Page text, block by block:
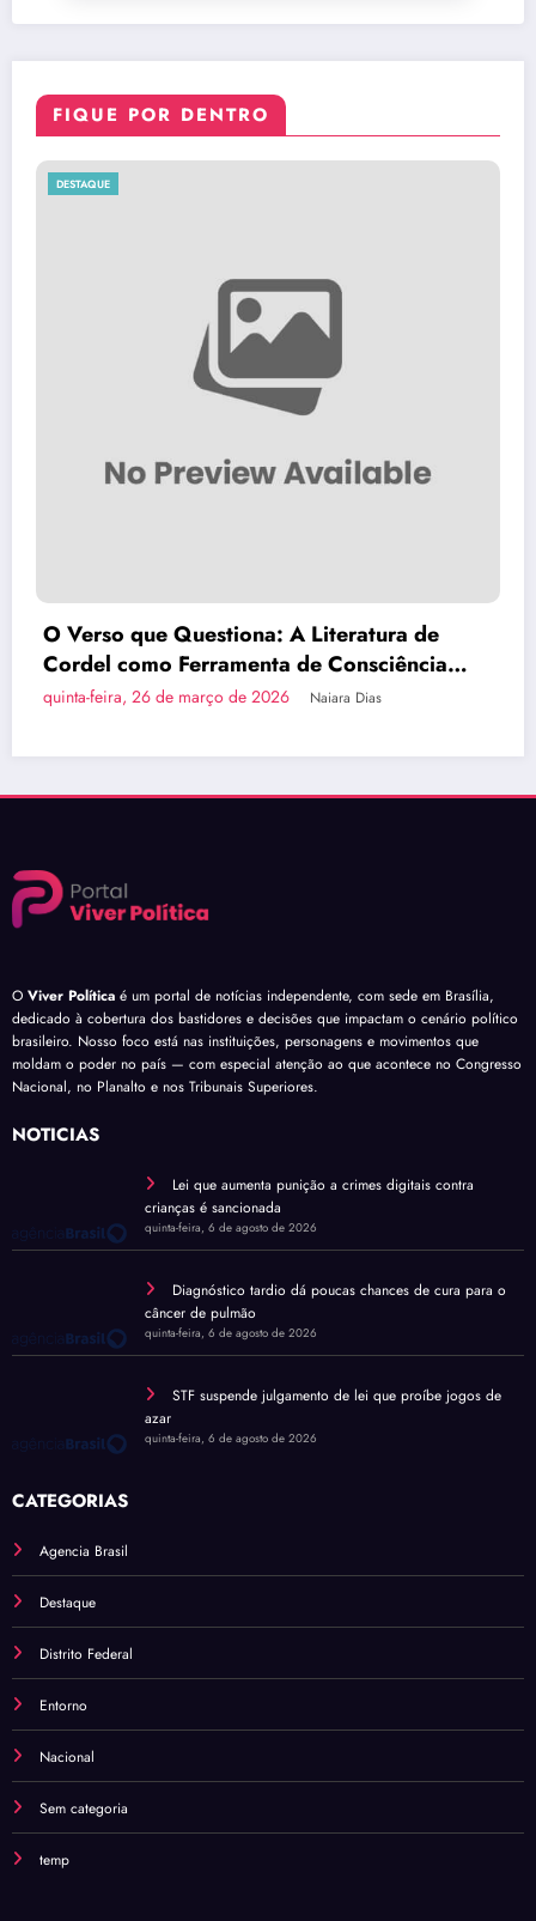
FIQUE POR DENTRO
Brasília Inova com a Primeira Rota
do País em Ônibus a Hidrogênio Verde
quinta-feira, 26 de março de 2026
O Viver Política é um portal de notícias independente, com sede em Brasília,
dedicado à cobertura dos bastidores e decisões que impactam o cenário político
brasileiro. Nosso foco está nas instituições, personagens e movimentos que
moldam o poder no país — com especial atenção ao que acontece no Congresso
Nacional, no Planalto e nos Tribunais Superiores.
NOTÍCIAS
Lei que aumenta punição a crimes digitais contra
crianças é sancionada
quinta-feira, 6 de agosto de 2026
Diagnóstico tardio dá poucas chances de cura para o
câncer de pulmão
quinta-feira, 6 de agosto de 2026
STF suspende julgamento de lei que proíbe jogos de
azar
quinta-feira, 6 de agosto de 2026
CATEGORIAS
Agencia Brasil
Destaque
Distrito Federal
Entorno
Nacional
Sem categoria
temp